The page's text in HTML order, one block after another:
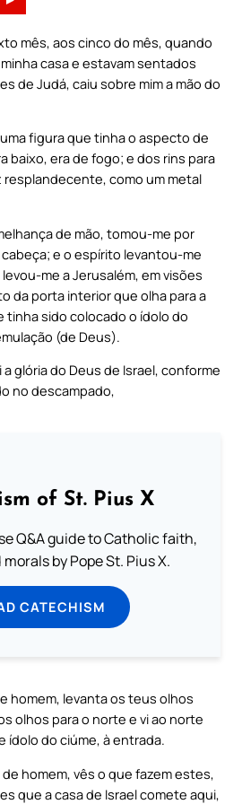
mês, aos cinco do mês, quando
casa e estavam sentados
de Judá, caiu sobre mim a mão do
uma figura que tinha o aspecto de
baixo, era de fogo; e dos rins para
resplandecente, como um metal
de mão, tomou-me por
e o espírito levantou-me
me a Jerusalém, em visões
da porta interior que olha para a
tinha sido colocado o ídolo do
(de Deus).
a glória do Deus de Israel, conforme
no descampado,
of St. Pius X
Q&A guide to Catholic faith,
by Pope St. Pius X.
CATECHISM
homem, levanta os teus olhos
olhos para o norte e vi ao norte
ídolo do ciúme, à entrada.
homem, vês o que fazem estes,
que a casa de Israel comete aqui,